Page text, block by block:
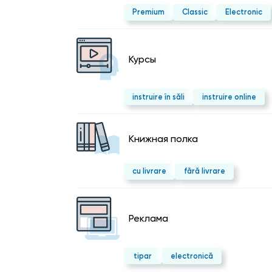
Premium Classic Electronic
Курсы
instruire în săli instruire online
Kнижная полка
cu livrare fără livrare
Реклама
tipar electronică